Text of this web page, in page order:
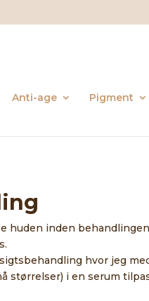
Anti-age Pigment
huden inden
hvor jeg
størrelser) i en serum